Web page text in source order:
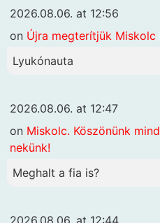
2026.08.06. at 12:56
on Újra megterítjük
Lyukónauta
2026.08.06. at 12:47
on Miskolc. Köszönünk
nekünk!
Meghalt a fia is?